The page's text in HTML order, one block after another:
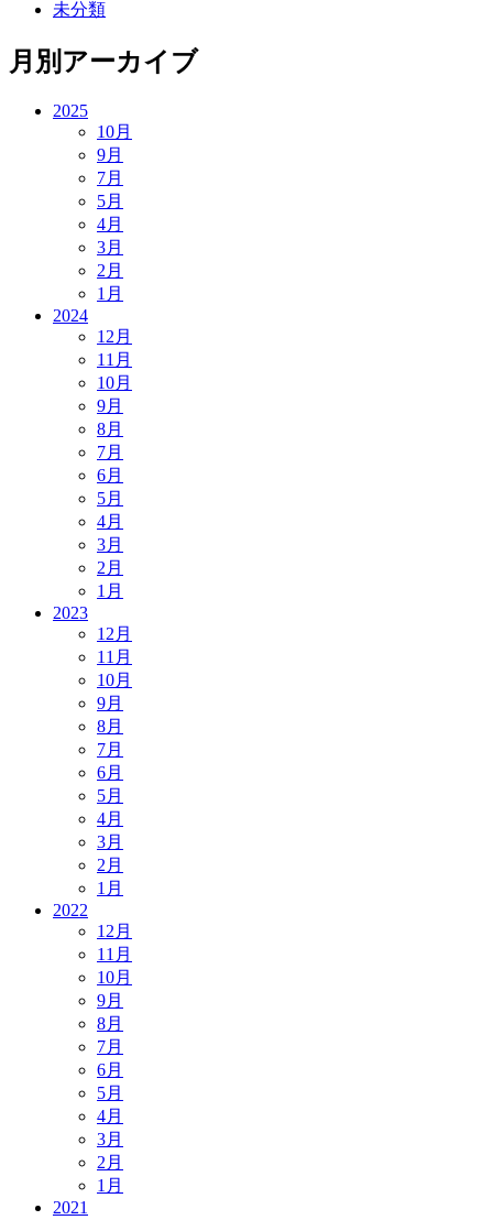
未分類
月別アーカイブ
2025
10月
9月
7月
5月
4月
3月
2月
1月
2024
12月
11月
10月
9月
8月
7月
6月
5月
4月
3月
2月
1月
2023
12月
11月
10月
9月
8月
7月
6月
5月
4月
3月
2月
1月
2022
12月
11月
10月
9月
8月
7月
6月
5月
4月
3月
2月
1月
2021